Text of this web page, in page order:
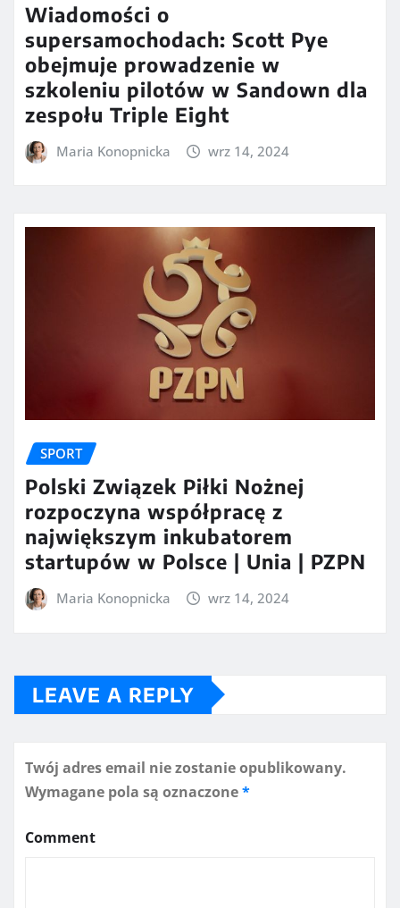
Wiadomości o
supersamochodach: Scott Pye
obejmuje prowadzenie w
szkoleniu pilotów w Sandown dla
zespołu Triple Eight
Maria Konopnicka wrz 14, 2024
SPORT
Polski Związek Piłki Nożnej
rozpoczyna współpracę z
największym inkubatorem
startupów w Polsce | Unia | PZPN
Maria Konopnicka wrz 14, 2024
LEAVE A REPLY
Twój adres email nie zostanie opublikowany.
Wymagane pola są oznaczone*
Comment